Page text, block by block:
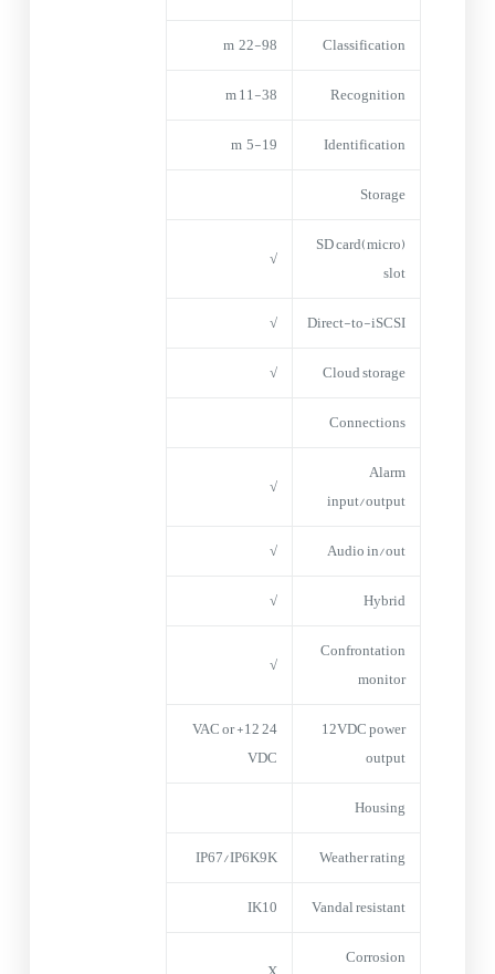
Classification
22-98 m
Recognition
11-38 m
Identification
5-19 m
Storage
(micro)SD card
slot
√
Direct-to-iSCSI
√
Cloud storage
√
Connections
Alarm
input/output
√
Audio in/out
√
Hybrid
√
Confrontation
monitor
√
12VDC power
output
24 VAC or +12
VDC
Housing
Weather rating
IP67/IP6K9K
Vandal resistant
IK10
Corrosion